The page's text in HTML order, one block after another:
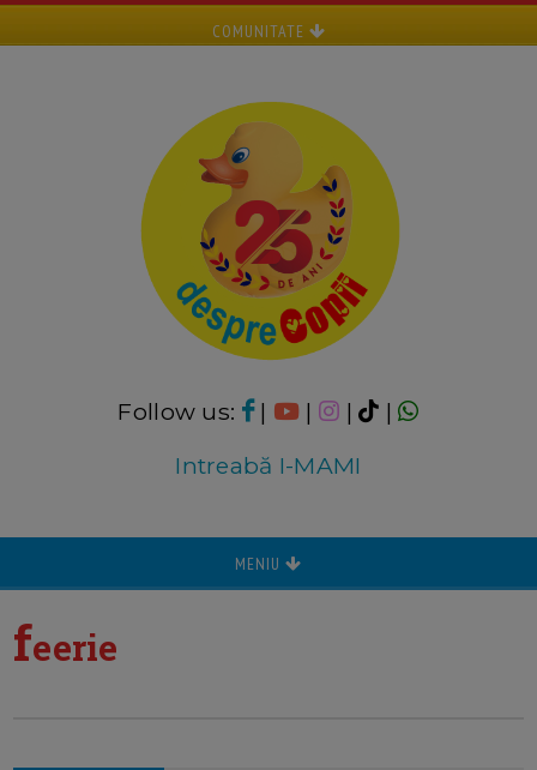
COMUNITATE
Follow us: | | |
|
Intreabă I-MAMI
MENIU
feerie